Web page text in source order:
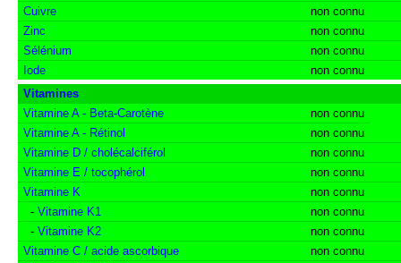
Cuivre
non connu
Zinc
non connu
Sélénium
non connu
Iode
non connu
Vitamines
Vitamine A - Beta-Carotène
non connu
Vitamine A - Rétinol
non connu
Vitamine D / cholécalciférol
non connu
Vitamine E / tocophérol
non connu
Vitamine K
non connu
- Vitamine K1
non connu
- Vitamine K2
non connu
Vitamine C / acide ascorbique
non connu